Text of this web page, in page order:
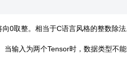
0取整。相当于C语言风格的整数除法
输入为两个Tensor时，数据类型不